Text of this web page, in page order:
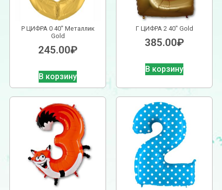
Р ЦИФРА 0 40″ Металлик
Gold
245.00₽
В корзину
Г ЦИФРА 2 40″ Gold
385.00₽
В корзину